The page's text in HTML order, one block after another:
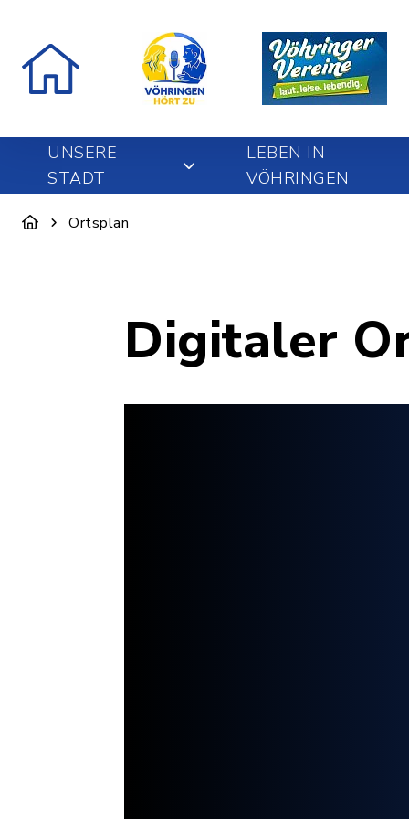
UNSERE
STADT
LEBEN IN
VÖHRINGEN
Ortsplan
Digitaler